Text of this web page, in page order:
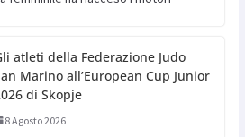
atleti della Federazione Judo
Marino all’European Cup Junior
di Skopje
8 Agosto 2026